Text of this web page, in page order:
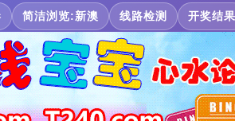
简洁浏览:新澳 线路检测 开奖结果